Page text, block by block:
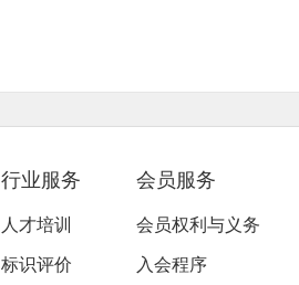
行业服务
人才培训
标识评价
会员服务
会员权利与义务
入会程序